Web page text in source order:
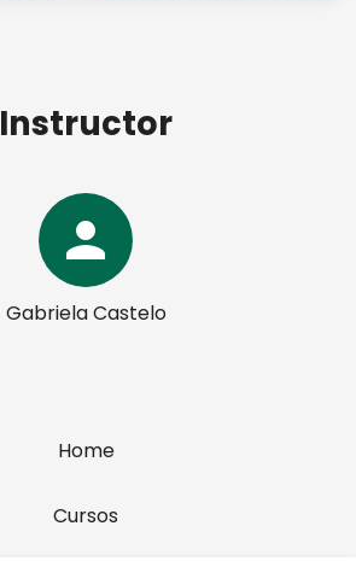
Instructor
person
Gabriela Castelo
Home
Cursos